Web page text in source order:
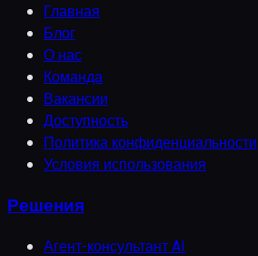
Главная
Блог
О нас
Команда
Вакансии
Доступность
Политика конфиденциальности
Условия использования
Решения
Агент-консультант AI